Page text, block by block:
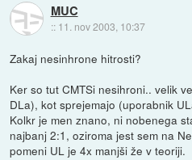
MUC
:: 11. nov 2003, 10:37
Zakaj nesinhrone hitrosti?
Ker so tut CMTSi nesihroni.. velik
DLa), kot sprejemajo (uporabnik
Kolkr je men znano, ni nobenega
najbanj 2:1, oziroma jest sem na
pomeni UL je 4x manjši že v teoriji.